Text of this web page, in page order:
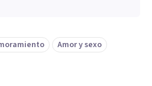
Amor y sexo